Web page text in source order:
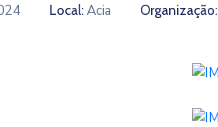
Local: Acia Organização: